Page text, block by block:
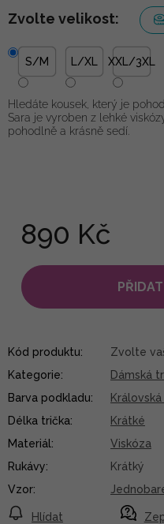
890 Kč
Zvolte velikost:
S/M L/XL XXL/3XL
Hledáte kousek, který je
Sara je vyroben z lehké
pohodlně a krásně sedí.
Hlídat
Kód produktu:
Zvolte
Kategorie:
Dámská
Barva podkladu:
Délka trička:
Krátké
Materiál:
Viskóza
Rukávy:
Krátký
Vzor: